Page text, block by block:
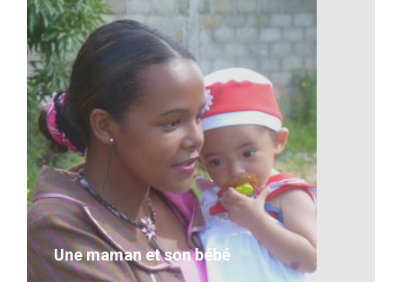
Une petite photo de groupe
VOIR LE DÉTAIL
Une maman et son bébé